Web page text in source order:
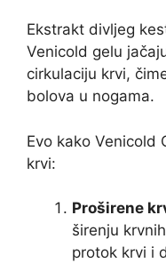
Ekstrakt divljeg
Venicold gelu
cirkulaciju krvi,
bolova u nogama.
Evo kako Venicold
krvi:
Proširene
širenju
protok krvi i